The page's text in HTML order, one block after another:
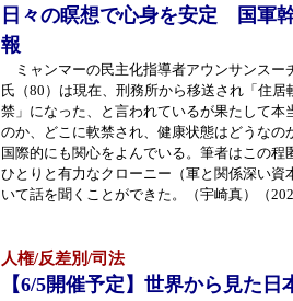
日々の瞑想で心身を安定 国軍
報
ミャンマーの民主化指導者アウンサンスー
氏（80）は現在、刑務所から移送され「住居
禁」になった、と言われているが果たして本
のか、どこに軟禁され、健康状態はどうなの
国際的にも関心をよんでいる。筆者はこの程
ひとりと有力なクローニー（軍と関係深い資
いて話を聞くことができた。（宇崎真）（
人権/反差別/司法
【6/5開催予定】世界から見た